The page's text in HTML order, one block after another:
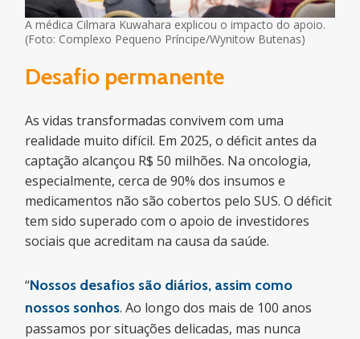
A médica Cilmara Kuwahara explicou o impacto do apoio.
(Foto: Complexo Pequeno Príncipe/Wynitow Butenas)
Desafio permanente
As vidas transformadas convivem com uma
realidade muito difícil. Em 2025, o déficit antes da
captação alcançou R$ 50 milhões. Na oncologia,
especialmente, cerca de 90% dos insumos e
medicamentos não são cobertos pelo SUS. O déficit
tem sido superado com o apoio de investidores
sociais que acreditam na causa da saúde.
“Nossos desafios são diários, assim como
nossos sonhos. Ao longo dos mais de 100 anos
passamos por situações delicadas, mas nunca